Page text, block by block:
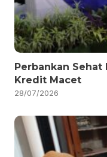
Perbankan Sehat
Kredit Macet
28/07/2026